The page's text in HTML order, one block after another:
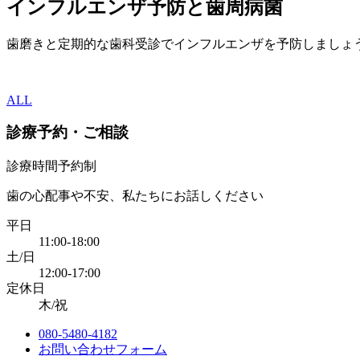
インフルエンザ予防と歯周病菌
歯磨きと定期的な歯科受診でインフルエンザを予防しましょ
ALL
診療予約・ご相談
診療時間予約制
歯の心配事や不安、私たちにお話しください
平日
11:00-18:00
土/日
12:00-17:00
定休日
木/祝
080-5480-4182
お問い合わせフォーム